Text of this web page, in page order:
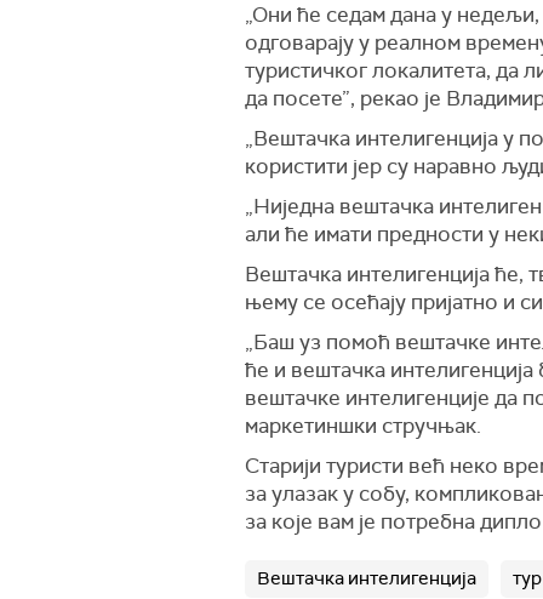
„Они ће седам дана у
одговарају у реалном
туристичког локалитета, да
да посете”, рекао је
„Вештачка интелигенција у
користити јер су наравно
„Ниједна вештачка
али ће имати предности у
Вештачка интелигенција ће,
њему се осећају пријатно и
„Баш уз помоћ вештачке
ће и вештачка
вештачке интелигенције да
маркетиншки стручњак.
Старији туристи већ неко
за улазак у собу,
за које вам је потребна
Вештачка интелигенција